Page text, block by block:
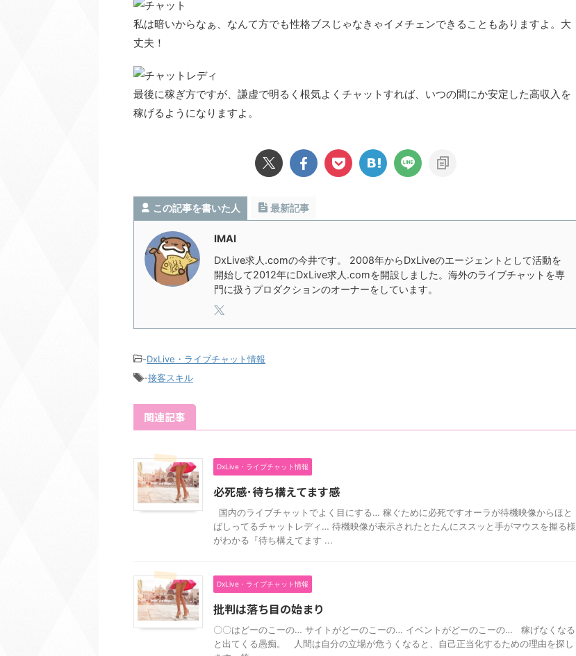
私は暗いからなぁ、なんて方でも性格ブスじゃなきゃイメチェンできることもありますよ。大
丈夫！
最後に稼ぎ方ですが、謙虚で明るく根気よくチャットすれば、いつの間にか安定した高収入を
稼げるようになりますよ。
この記事を書いた人 最新記事
IMAI
DxLive求人.comの今井です。 2008年からDxLiveのエージェントとして活動を
開始して2012年にDxLive求人.comを開設しました。海外のライブチャットを専
門に扱うプロダクションのオーナーをしています。
-DxLive・ライブチャット情報
-接客スキル
関連記事
DxLive・ライブチャット情報
必死感･待ち構えてます感
国内のライブチャットでよく目にする… 稼ぐために必死ですオーラが待機映像からほと
ばしってるチャットレディ… 待機映像が表示されたとたんにススッと手がマウスを握る様
がわかる『待ち構えてます ...
DxLive・ライブチャット情報
批判は落ち目の始まり
〇〇はどーのこーの… サイトがどーのこーの… イベントがどーのこーの… 稼げなくなる
と出てくる愚痴。 人間は自分の立場が危うくなると、自己正当化するための理由を探し